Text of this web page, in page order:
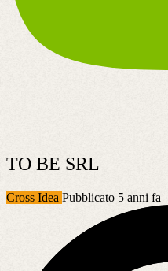
TO BE SRL
Cross Idea Pubblicato 5 anni fa